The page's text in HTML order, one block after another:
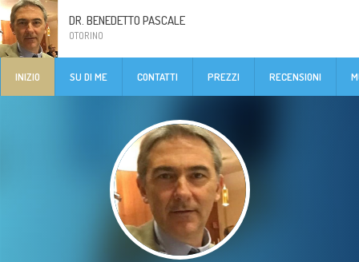
DR. BENEDETTO PASCALE
OTORINO
INIZIO SU DI ME CONTATTI PREZZI RECENSIONI